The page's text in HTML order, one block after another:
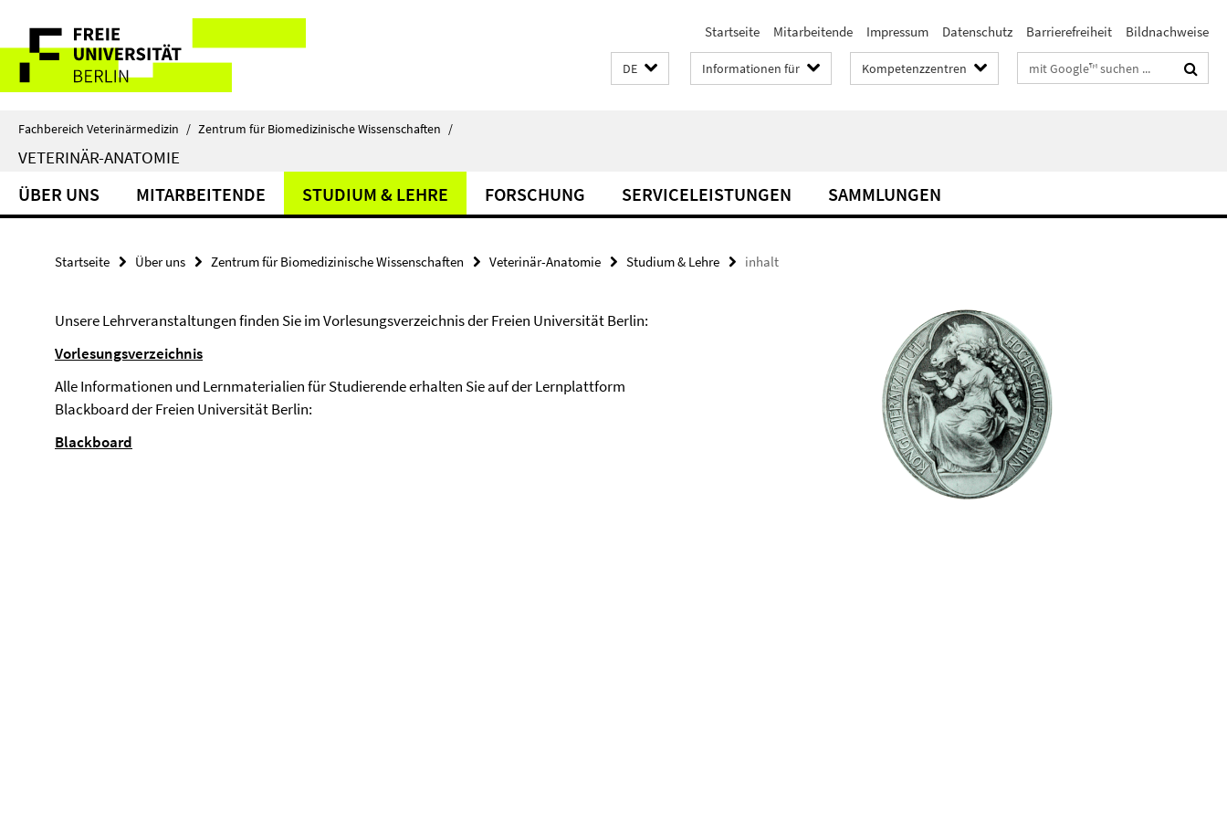
direkt
Inhalt
Service-
Navigation
Startseite Mitarbeitende Impressum Datenschutz Barrierefreiheit Bildnachweise
DE Informationen für Kompetenzzentren Suchbegriffe
Fachbereich Veterinärmedizin / Zentrum für Biomedizinische Wissenschaften /
VETERINÄR-ANATOMIE
ÜBER UNS MITARBEITENDE STUDIUM & LEHRE FORSCHUNG SERVICELEISTUNGEN SAMMLUNGEN
Startseite Über uns Zentrum für Biomedizinische Wissenschaften Veterinär-Anatomie Studium & Lehre inhalt
Unsere Lehrveranstaltungen finden Sie im Vorlesungsverzeichnis der Freien Universität Berlin:
Vorlesungsverzeichnis
Alle Informationen und Lernmaterialien für Studierende erhalten Sie auf der Lernplattform
Blackboard der Freien Universität Berlin:
Blackboard